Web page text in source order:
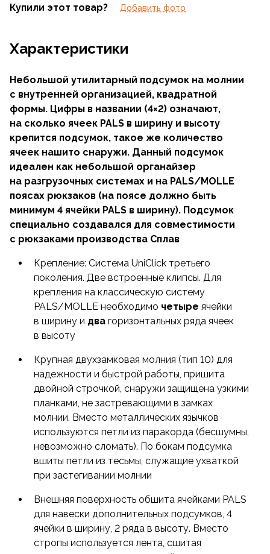
Купили этот товар? Добавить фото
Характеристики
Небольшой утилитарный подсумок на молнии
с внутренней организацией, квадратной
формы. Цифры в названии (4×2) означают,
на сколько ячеек PALS в ширину и высоту
крепится подсумок, такое же количество
ячеек нашито снаружи. Данный подсумок
идеален как небольшой органайзер
на разгрузочных системах и на PALS/MOLLE
поясах рюкзаков (на поясе должно быть
минимум 4 ячейки PALS в ширину). Подсумок
специально создавался для совместимости
с рюкзаками производства Сплав
Крепление: Система UniClick третьего
поколения. Две встроенные клипсы. Для
крепления на классическую систему
PALS/MOLLE необходимо четыре ячейки
в ширину и два горизонтальных ряда ячеек
в высоту
Крупная двухзамковая молния (тип 10) для
надежности и быстрой работы, пришита
двойной строчкой, снаружи защищена узкими
планками, не застревающими в замках
молнии. Вместо металлических язычков
используются петли из паракорда (бесшумны,
невозможно сломать). По бокам подсумка
вшиты петли из тесьмы, служащие ухваткой
при застегивании молнии
Внешняя поверхность обшита ячейками PALS
для навески дополнительных подсумков, 4
ячейки в ширину, 2 ряда в высоту. Вместо
стропы используется лента, сшитая